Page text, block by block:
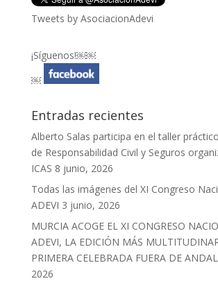
Tweets by AsociacionAdevi
¡Síguenos!￼￼
￼
Entradas recientes
Alberto Salas participa en el taller
de Responsabilidad Civil y Seguros
ICAS 8 junio, 2026
Todas las imágenes del XI Congreso
ADEVI 3 junio, 2026
MURCIA ACOGE EL XI CONGRESO
ADEVI, LA EDICIÓN MÁS
PRIMERA CELEBRADA FUERA DE
2026